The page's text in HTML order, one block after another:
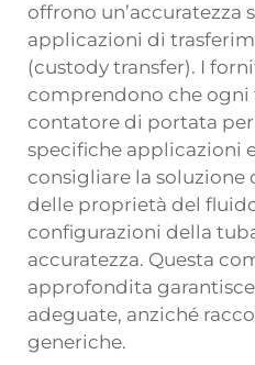
offrono un’accuratezza
applicazioni di
(custody transfer). I
comprendono che ogni
contatore di portata
specifiche applicazioni
consigliare la soluzione
delle proprietà del
configurazioni della
accuratezza. Questa
approfondita
adeguate, anziché
generiche.